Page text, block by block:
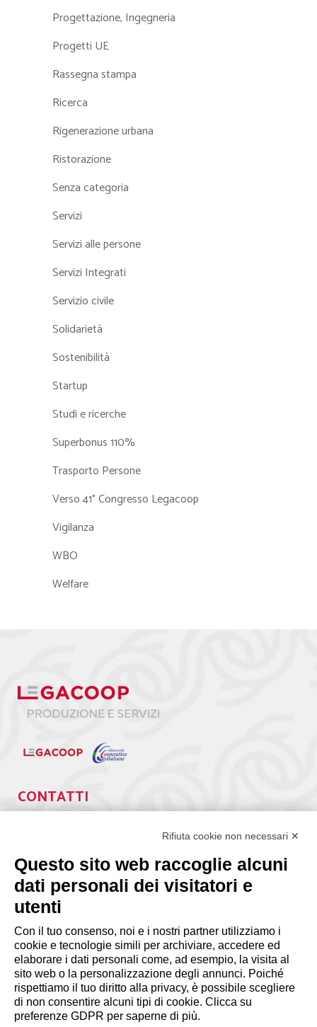
Progettazione, Ingegneria
Progetti UE
Rassegna stampa
Ricerca
Rigenerazione urbana
Ristorazione
Senza categoria
Servizi
Servizi alle persone
Servizi Integrati
Servizio civile
Solidarietà
Sostenibilità
Startup
Studi e ricerche
Superbonus 110%
Trasporto Persone
Verso 41° Congresso Legacoop
Vigilanza
WBO
Welfare
CONTATTI
segreteria@lps.coop
INFORMAZIONI
Disclaimer
Rifiuta cookie non necessari ✕
Questo sito web raccoglie alcuni
dati personali dei visitatori e
utenti
Con il tuo consenso, noi e i nostri partner utilizziamo i
cookie e tecnologie simili per archiviare, accedere ed
elaborare i dati personali come, ad esempio, la visita al
sito web o la personalizzazione degli annunci. Poiché
rispettiamo il tuo diritto alla privacy, è possibile scegliere
di non consentire alcuni tipi di cookie. Clicca su
preferenze GDPR per saperne di più.